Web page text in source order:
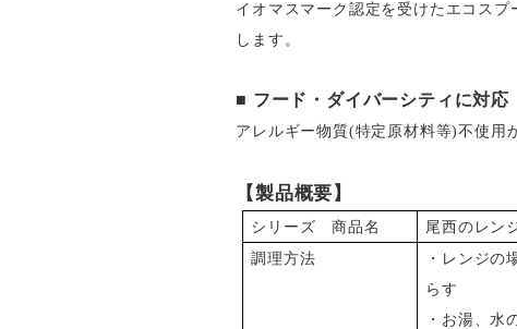
イオマスマーク認定を受けたエコス
します。
■ フード・ダイバーシティに対応
アレルギー物質(特定原材料等)不使用
【製品概要】
シリーズ 商品名
尾西のレン
調理方法
・レンジの
らす
・お湯、水